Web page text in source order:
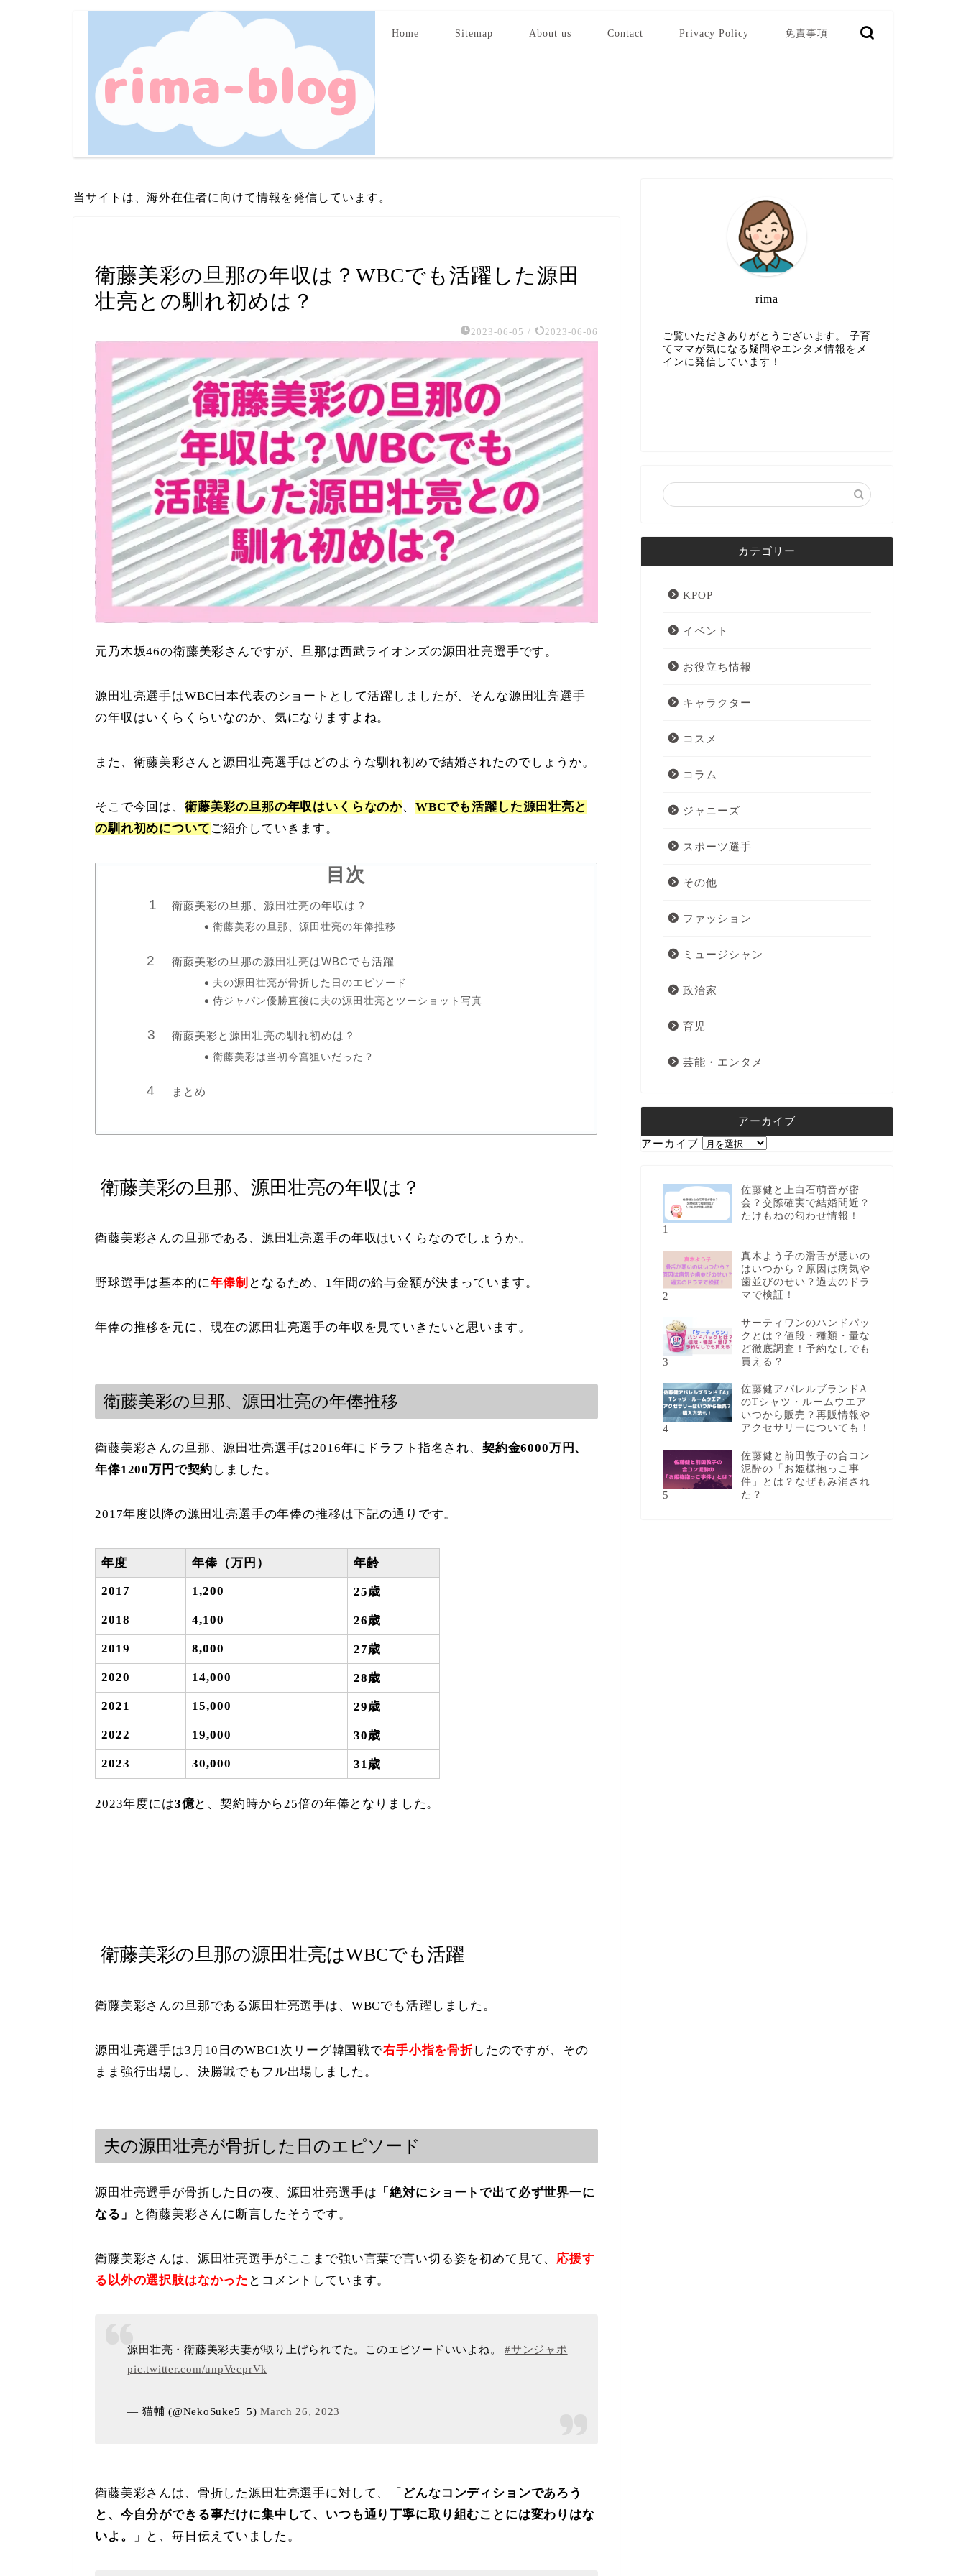
Home Sitemap About us Contact Privacy Policy 免責事項
当サイトは、海外在住者に向けて情報を発信しています。
衛藤美彩の旦那の年収は？WBCでも活躍した源田
壮亮との馴れ初めは？
2023-06-05 / 2023-06-06
元乃木坂46の衛藤美彩さんですが、旦那は西武ライオンズの源田壮亮選手です。
源田壮亮選手はWBC日本代表のショートとして活躍しましたが、そんな源田壮亮選手
の年収はいくらくらいなのか、気になりますよね。
また、衛藤美彩さんと源田壮亮選手はどのような馴れ初めで結婚されたのでしょうか。
そこで今回は、 衛藤美彩の旦那の年収はいくらなのか、WBCでも活躍した源田壮亮と
の馴れ初めについて ご紹介していきます。
目次
衛藤美彩の旦那、源田壮亮の年収は？
衛藤美彩の旦那、源田壮亮の年俸推移
衛藤美彩の旦那の源田壮亮はWBCでも活躍
夫の源田壮亮が骨折した日のエピソード
侍ジャパン優勝直後に夫の源田壮亮とツーショット写真
衛藤美彩と源田壮亮の馴れ初めは？
衛藤美彩は当初今宮狙いだった？
まとめ
衛藤美彩の旦那、源田壮亮の年収は？
衛藤美彩さんの旦那である、源田壮亮選手の年収はいくらなのでしょうか。
野球選手は基本的に年俸制 となるため、1年間の給与金額が決まっています。
年俸の推移を元に、現在の源田壮亮選手の年収を見ていきたいと思います。
衛藤美彩の旦那、源田壮亮の年俸推移
衛藤美彩さんの旦那、源田壮亮選手は2016年にドラフト指名され、 契約金6000万円、
年俸1200万円で契約 しました。
2017年度以降の源田壮亮選手の年俸の推移は下記の通りです。
年度 年俸（万円） 年齢
2017 1,200 25歳
2018 4,100 26歳
2019 8,000 27歳
2020 14,000 28歳
2021 15,000 29歳
2022 19,000 30歳
2023 30,000 31歳
2023年度には3億と、契約時から25倍の年俸となりました。
衛藤美彩の旦那の源田壮亮はWBCでも活躍
衛藤美彩さんの旦那である源田壮亮選手は、WBCでも活躍しました。
源田壮亮選手は3月10日のWBC1次リーグ韓国戦で右手小指を骨折したのですが、その
まま強行出場し、決勝戦でもフル出場しました。
夫の源田壮亮が骨折した日のエピソード
源田壮亮選手が骨折した日の夜、源田壮亮選手は 「絶対にショートで出て必ず世界一に
なる」
と衛藤美彩さんに断言したそうです。
衛藤美彩さんは、源田壮亮選手がここまで強い言葉で言い切る姿を初めて見て、 応援す
る以外の選択肢はなかった とコメントしています。
源田壮亮・衛藤美彩夫妻が取り上げられてた。このエピソードいいよね。#サンジャポ
pic.twitter.com/unpVecprVk
— 猫輔 (@NekoSuke5_5)March 26, 2023
衛藤美彩さんは、骨折した源田壮亮選手に対して、「 どんなコンディションであろう
と、今自分ができる事だけに集中して、いつも通り丁寧に取り組むことには変わりはな
いよ。
」と、毎日伝えていました。
rima
ご覧いただきありがとうございます。 子育
てママが気になる疑問やエンタメ情報をメ
インに発信しています！
カテゴリー
KPOP
イベント
お役立ち情報
キャラクター
コスメ
コラム
ジャニーズ
スポーツ選手
その他
ファッション
ミュージシャン
政治家
育児
芸能・エンタメ
アーカイブ
アーカイブ
1
佐藤健と上白石萌音が密
会？交際確実で結婚間近？
たけもねの匂わせ情報！
2
真木よう子の滑舌が悪いの
はいつから？原因は病気や
歯並びのせい？過去のドラ
マで検証！
3
サーティワンのハンドパッ
クとは？値段・種類・量な
ど徹底調査！予約なしでも
買える？
4
佐藤健アパレルブランドA
のTシャツ・ルームウエア
いつから販売？再販情報や
アクセサリーについても！
5
佐藤健と前田敦子の合コン
泥酔の「お姫様抱っこ事
件」とは？なぜもみ消され
た？